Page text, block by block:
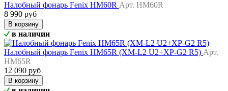
Налобный фонарь Fenix HM60R Арт. HM60R
8 990 руб
В корзину
в наличии
Налобный фонарь Fenix HM65R (XM-L2 U2+XP-G2 R5) Арт.
HM65R
12 090 руб
В корзину